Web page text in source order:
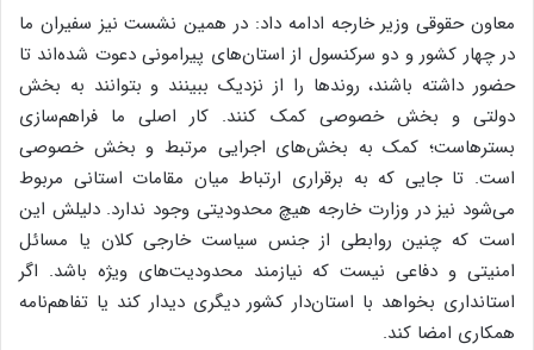
معاون حقوقی وزیر خارجه ادامه داد: در همین نشست نیز سفیران ما
در چهار کشور و دو سرکنسول از استان‌های پیرامونی دعوت شده‌اند تا
حضور داشته باشند، روندها را از نزدیک ببینند و بتوانند به بخش
دولتی و بخش خصوصی کمک کنند. کار اصلی ما فراهم‌سازی
بسترهاست؛ کمک به بخش‌های اجرایی مرتبط و بخش خصوصی
است. تا جایی که به برقراری ارتباط میان مقامات استانی مربوط
می‌شود نیز در وزارت خارجه هیچ محدودیتی وجود ندارد. دلیلش این
است که چنین روابطی از جنس سیاست خارجی کلان یا مسائل
امنیتی و دفاعی نیست که نیازمند محدودیت‌های ویژه باشد. اگر
استانداری بخواهد با استان‌دار کشور دیگری دیدار کند یا تفاهم‌نامه
همکاری امضا کند.